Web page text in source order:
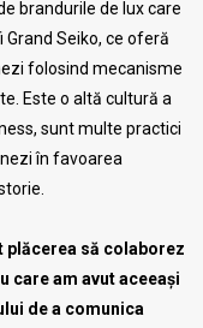
brandurile de lux care
Seiko, ce oferă
folosind mecanisme
Este o altă cultură a
sunt multe practici
în favoarea
plăcerea să colaborez
care am avut aceeași
de a comunica